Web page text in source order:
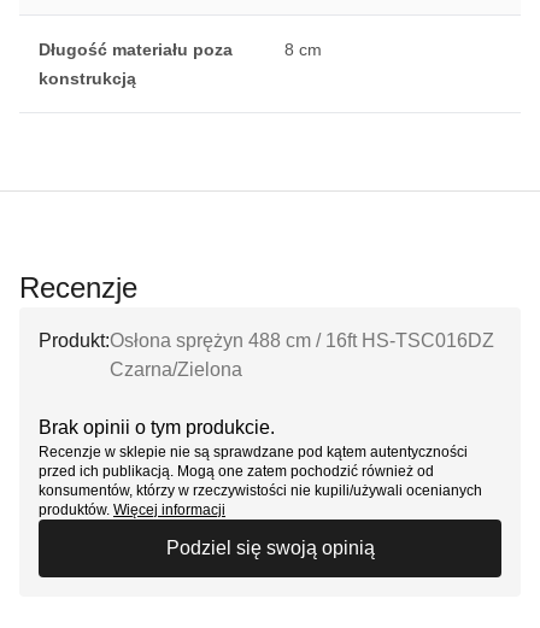
Długość materiału poza
konstrukcją
8 cm
Recenzje
Produkt:Osłona sprężyn 488 cm / 16ft HS-TSC016DZ
Czarna/Zielona
Brak opinii o tym produkcie.
Recenzje w sklepie nie są sprawdzane pod kątem autentyczności
przed ich publikacją. Mogą one zatem pochodzić również od
konsumentów, którzy w rzeczywistości nie kupili/używali ocenianych
produktów. Więcej informacji
Podziel się swoją opinią